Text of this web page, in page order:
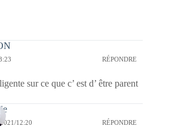
RÉPONDRE
sur ce que c’ est d’ être parent
12:20 RÉPONDRE